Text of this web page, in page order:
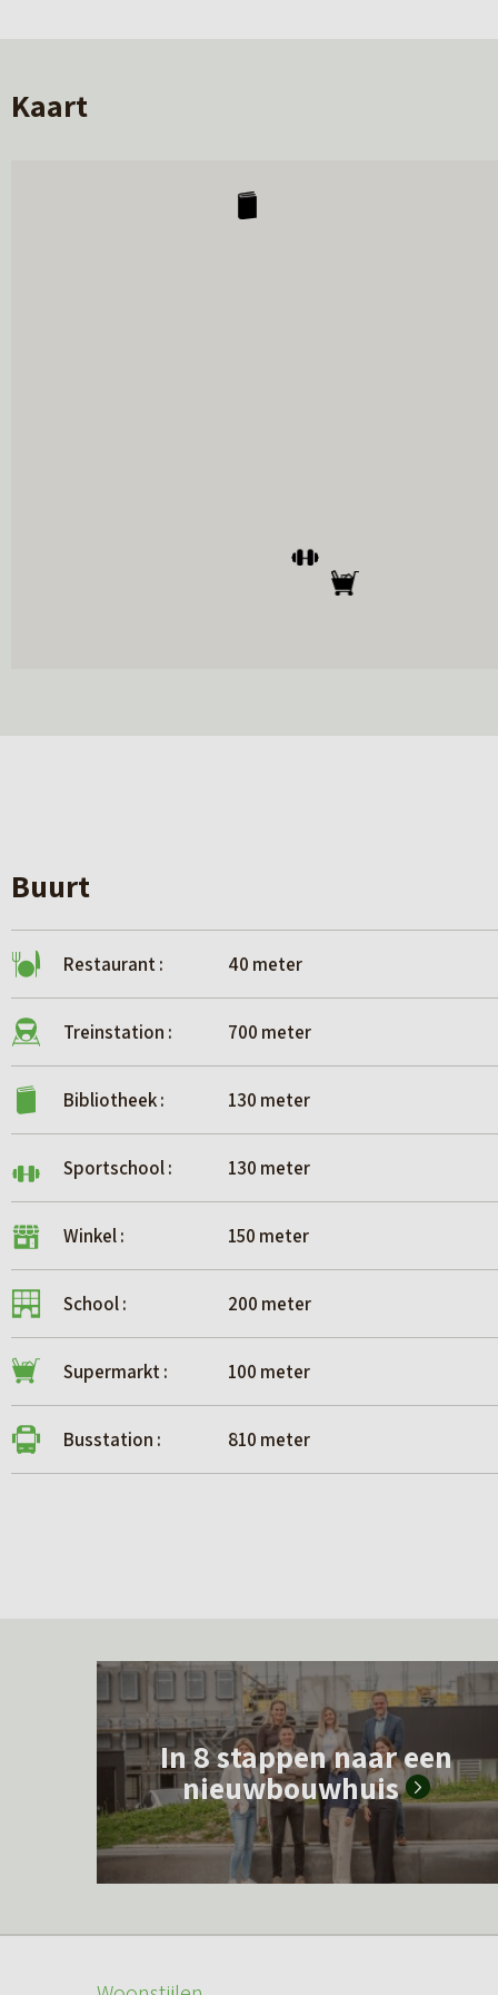
Kaart
Buurt
Restaurant : 40 meter
Treinstation : 700 meter
Bibliotheek : 130 meter
Sportschool : 130 meter
Winkel : 150 meter
School : 200 meter
Supermarkt : 100 meter
Busstation : 810 meter
L
e
m
e
e
In 8 stappen naar een
nieuwbouwhuis